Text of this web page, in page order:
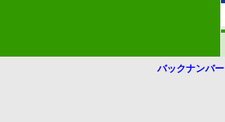
バックナンバー